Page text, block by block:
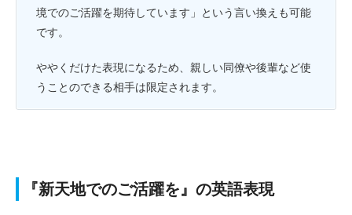
境でのご活躍を期待しています」という言い換えも可能
です。
ややくだけた表現になるため、親しい同僚や後輩など使
うことのできる相手は限定されます。
『新天地でのご活躍を』の英語表現